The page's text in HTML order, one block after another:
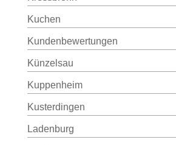
Kuchen
Kundenbewertungen
Künzelsau
Kuppenheim
Kusterdingen
Ladenburg